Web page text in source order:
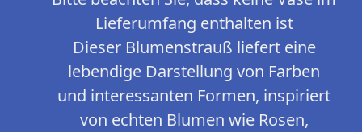
Lieferumfang enthalten ist
Dieser Blumenstrauß liefert eine
lebendige Darstellung von Farben
und interessanten Formen, inspiriert
von echten Blumen wie Rosen,